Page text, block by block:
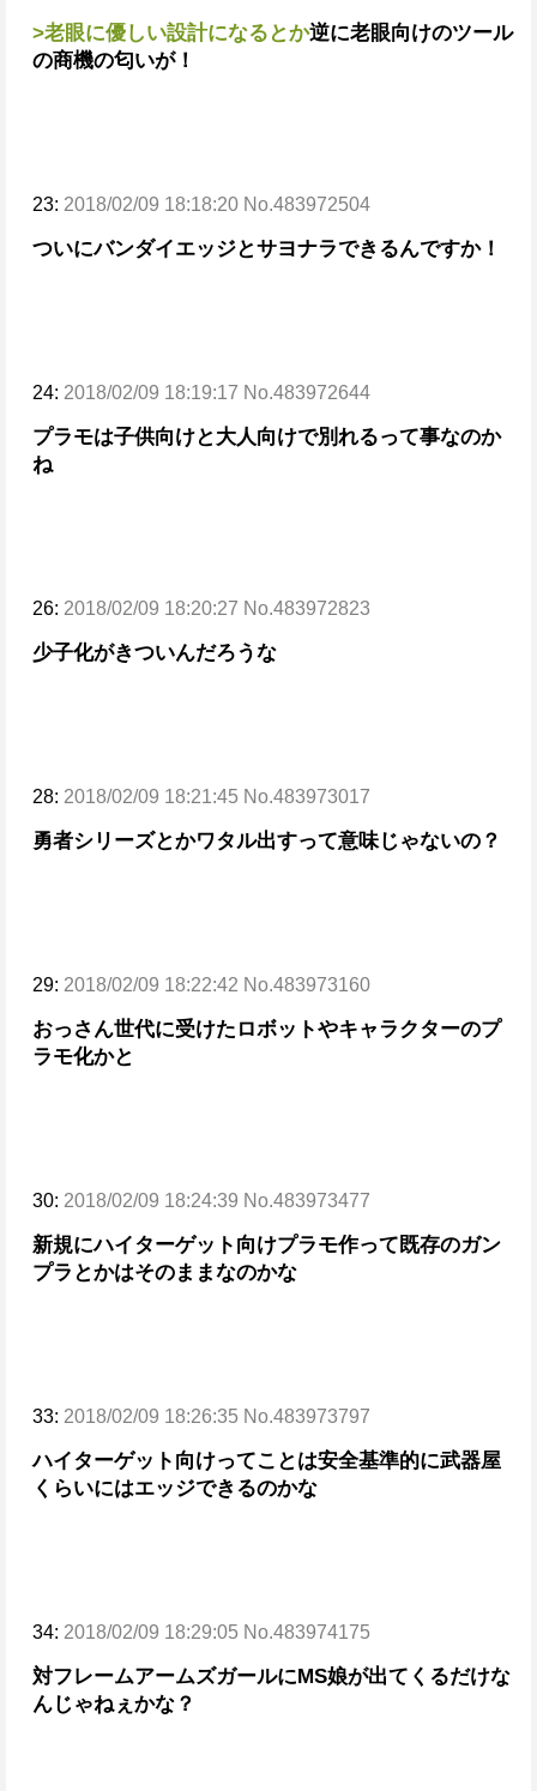
>老眼に優しい設計になるとか逆に老眼向けのツール
の商機の匂いが！
23: 2018/02/09 18:18:20 No.483972504
ついにバンダイエッジとサヨナラできるんですか！
24: 2018/02/09 18:19:17 No.483972644
プラモは子供向けと大人向けで別れるって事なのか
ね
26: 2018/02/09 18:20:27 No.483972823
少子化がきついんだろうな
28: 2018/02/09 18:21:45 No.483973017
勇者シリーズとかワタル出すって意味じゃないの？
29: 2018/02/09 18:22:42 No.483973160
おっさん世代に受けたロボットやキャラクターのプ
ラモ化かと
30: 2018/02/09 18:24:39 No.483973477
新規にハイターゲット向けプラモ作って既存のガン
プラとかはそのままなのかな
33: 2018/02/09 18:26:35 No.483973797
ハイターゲット向けってことは安全基準的に武器屋
くらいにはエッジできるのかな
34: 2018/02/09 18:29:05 No.483974175
対フレームアームズガールにMS娘が出てくるだけな
んじゃねぇかな？